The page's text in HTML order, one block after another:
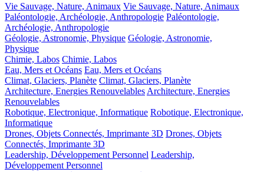
Vie Sauvage, Nature, Animaux Vie Sauvage, Nature, Animaux
Paléontologie, Archéologie, Anthropologie Paléontologie,
Archéologie, Anthropologie
Géologie, Astronomie, Physique Géologie, Astronomie,
Physique
Chimie, Labos Chimie, Labos
Eau, Mers et Océans Eau, Mers et Océans
Climat, Glaciers, Planète Climat, Glaciers, Planète
Architecture, Energies Renouvelables Architecture, Energies
Renouvelables
Robotique, Electronique, Informatique Robotique, Electronique,
Informatique
Drones, Objets Connectés, Imprimante 3D Drones, Objets
Connectés, Imprimante 3D
Leadership, Développement Personnel Leadership,
Développement Personnel